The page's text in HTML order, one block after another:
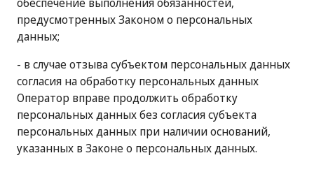
предусмотренных Законом о персональных
данных;
- в случае отзыва субъектом персональных данных
согласия на обработку персональных данных
Оператор вправе продолжить обработку
персональных данных без согласия субъекта
персональных данных при наличии оснований,
указанных в Законе о персональных данных.